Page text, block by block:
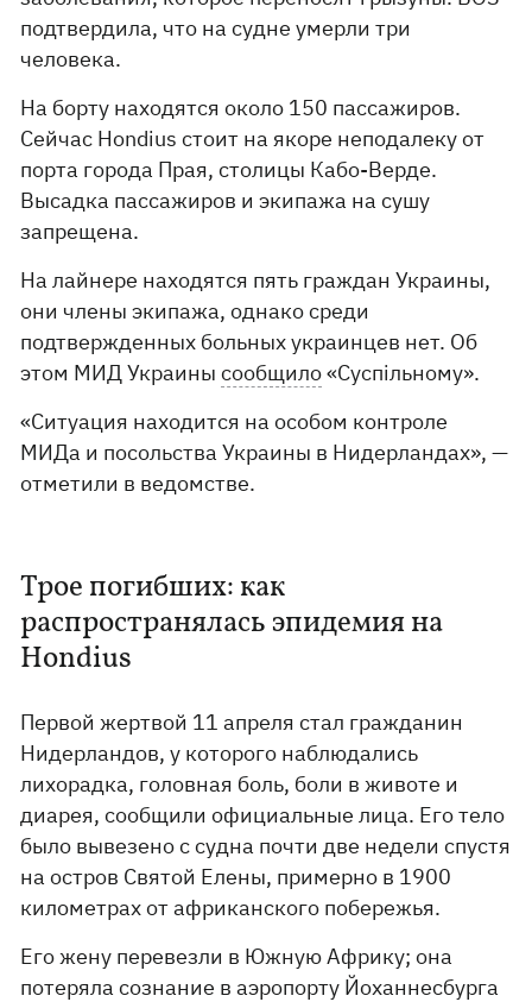
подтвердила, что на судне умерли три
человека.
На борту находятся около 150 пассажиров.
Сейчас Hondius стоит на якоре неподалеку от
порта города Прая, столицы Кабо-Верде.
Высадка пассажиров и экипажа на сушу
запрещена.
На лайнере находятся пять граждан Украины,
они члены экипажа, однако среди
подтвержденных больных украинцев нет. Об
этом МИД Украинысообщило«Суспільному».
«Ситуация находится на особом контроле
МИДа и посольства Украины в Нидерландах», —
отметили в ведомстве.
Трое погибших: как
распространялась эпидемия на
Hondius
Первой жертвой 11 апреля стал гражданин
Нидерландов, у которого наблюдались
лихорадка, головная боль, боли в животе и
диарея, сообщили официальные лица. Его тело
было вывезено с судна почти две недели спустя
на остров Святой Елены, примерно в 1900
километрах от африканского побережья.
Его жену перевезли в Южную Африку; она
потеряла сознание в аэропорту Йоханнесбурга